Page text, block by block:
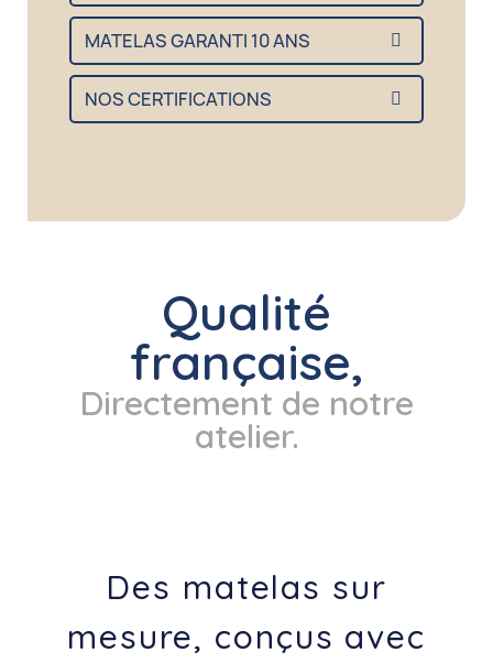
MATELAS GARANTI 10 ANS
NOS CERTIFICATIONS
Qualité
française,
Directement de notre
atelier.
Des matelas sur
mesure, conçus avec